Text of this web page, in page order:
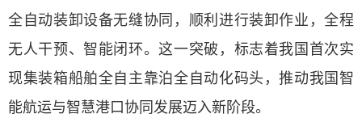
全自动装卸设备无缝协同，顺利进行装卸作业，全程
无人干预、智能闭环。这一突破，标志着我国首次实
现集装箱船舶全自主靠泊全自动化码头，推动我国智
能航运与智慧港口协同发展迈入新阶段。